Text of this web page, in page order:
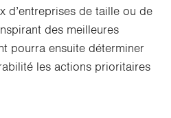
d’entreprises de taille ou de
des meilleures
pourra ensuite déterminer
les actions prioritaires